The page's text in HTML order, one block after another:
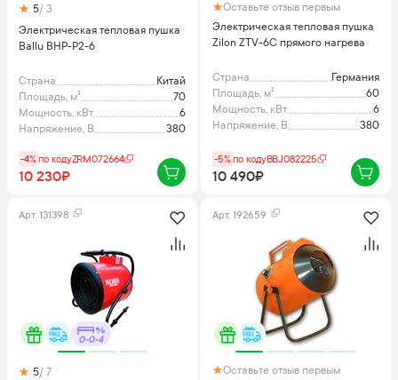
5/ 3
Электрическая тепловая пушка
Ballu BHP-P2-6
Страна
Китай
Площадь, м²
70
Мощность, кВт
6
Напряжение, В
380
-4%по кодуZRM072664
10 230₽
Оставьте отзыв первым
Электрическая тепловая пушка
Zilon ZTV-6C прямого нагрева
Страна
Германия
Площадь, м²
60
Мощность, кВт
6
Напряжение, В
380
-5%по кодуBBJ082225
10 490₽
Арт. 131398
0-0-4
5/ 7
Арт. 192659
Оставьте отзыв первым